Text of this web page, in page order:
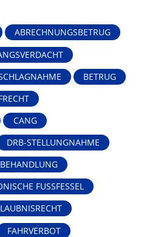
ABRECHNUNGSBETRUG
BETRUG
CANG
DRB-STELLUNGNAHME
FUSSFESSEL
FAHRVERBOT